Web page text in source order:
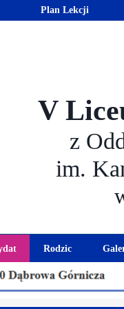
Rodzic
Harmonogram
dla
V
z
im.
Plan Lekcji